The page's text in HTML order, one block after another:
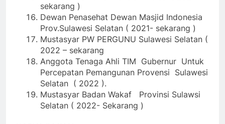
sekarang )
Dewan Penasehat Dewan Masjid Indonesia
Prov.Sulawesi Selatan ( 2021- sekarang )
Mustasyar PW PERGUNU Sulawesi Selatan (
2022 – sekarang
Anggota Tenaga Ahli TIM Gubernur Untuk
Percepatan Pemangunan Provensi Sulawesi
Selatan ( 2022 ).
Mustasyar Badan Wakaf Provinsi Sulawsi
Selatan ( 2022- Sekarang )